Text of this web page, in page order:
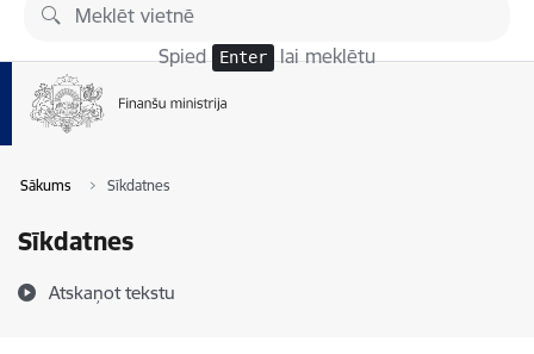
Pāriet uz lapas saturu
Spied Enter lai meklētu
Sākums Sīkdatnes
Sīkdatnes
Atskaņot tekstu